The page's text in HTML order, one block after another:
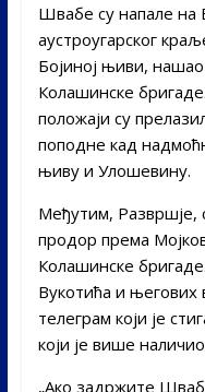
Швабе су напале
аустроугарског
Бојиној њиви,
Колашинске
положаји су
поподне кад
њиву и Улошевину.
Међутим, Развршје,
продор према
Колашинске
Вукотића и његових
телеграм који је
који је више наличио
„Ако задржите